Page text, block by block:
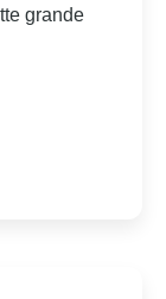
grande